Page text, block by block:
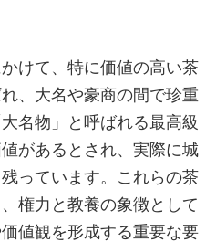
けて、特に価値の高い茶
、大名や豪商の間で珍重
名物」と呼ばれる最高級
があるとされ、実際に城
っています。これらの茶
権力と教養の象徴として
値観を形成する重要な要